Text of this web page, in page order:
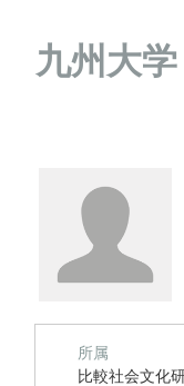
九州大
所属
比較社会文化